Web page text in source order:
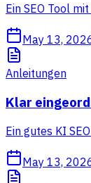
Ein SEO Tool
May 13,
Anleitungen
Klar
Ein gutes KI
May 13,